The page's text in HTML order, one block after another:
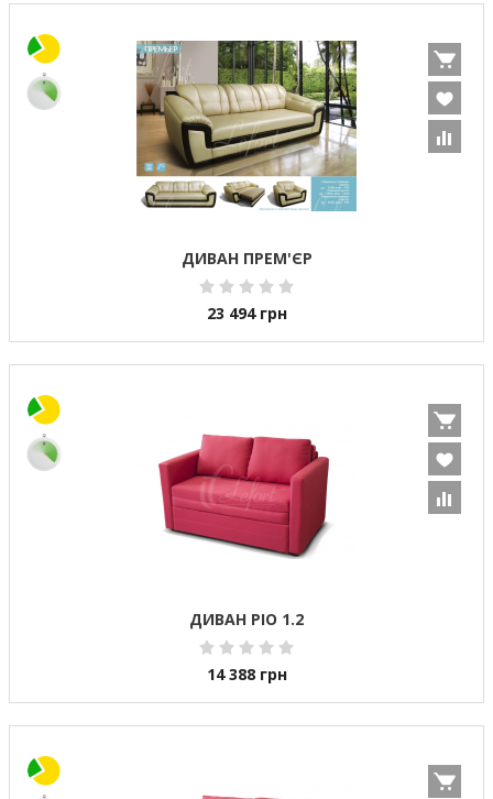
ДИВАН ПРЕМ'ЄР
23 494 грн
ДИВАН РІО 1.2
14 388 грн